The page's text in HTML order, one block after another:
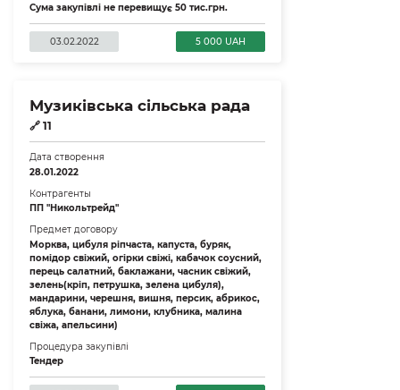
Сума закупівлі не перевищує 50 тис.грн.
03.02.2022 5 000 UAH
Музиківська сільська рада
🔗 11
Дата створення
28.01.2022
Контрагенты
ПП "Никольтрейд"
Предмет договору
Морква, цибуля ріпчаста, капуста, буряк,
помідор свіжий, огірки свіжі, кабачок соусний,
перець салатний, баклажани, часник свіжий,
зелень(кріп, петрушка, зелена цибуля),
мандарини, черешня, вишня, персик, абрикос,
яблука, банани, лимони, клубника, малина
свіжа, апельсини)
Процедура закупівлі
Тендер